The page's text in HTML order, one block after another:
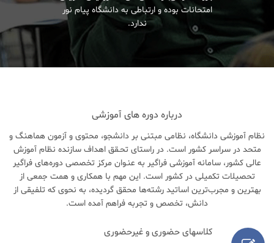
امتحانات بوده و ارتباطی به دانشگاه پیام نور
ندارد.
درباره دوره های آموزشی
نظام آموزشی دانشگاه، نظامی مبتنی بر دانشجو، محتوی و آزمون هماهنگ و
متحد در سراسر کشور است. در راستای تحـقق اهداف سازنده نظام آموزش
عالی کشور، سامانه آموزشی فراگیر به عنـوان مرکز تخصصی دوره‌های فراگیر
تحصیلات تکمیلی در کشور است. این مهم با همکاری و همت جمعی از
بهترین و مجرب‌ترین اساتید رشته‌ها محقق گردیده، به نحوی که تلفیقی از
دانش، تخصص و تجربه فراهم آمده است.
کلاسهای حضوری و غیرحضوری